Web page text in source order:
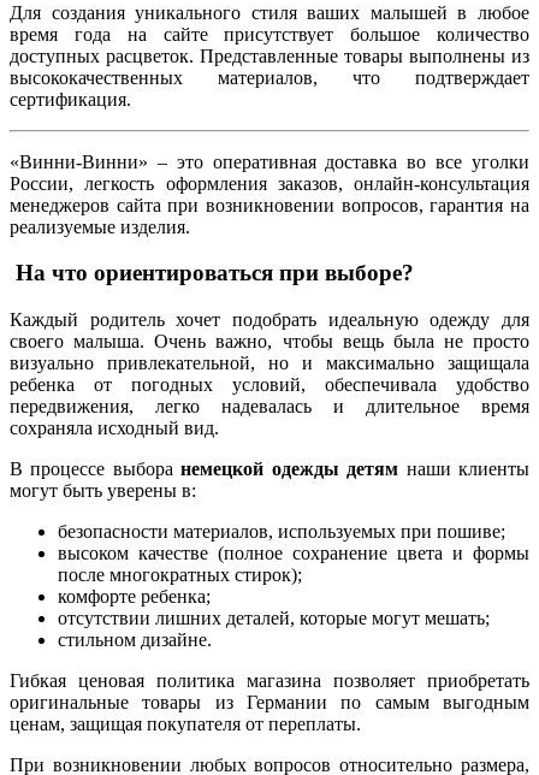
Для создания уникального стиля ваших малышей в любое
время года на сайте присутствует большое количество
доступных расцветок. Представленные товары выполнены из
высококачественных материалов, что подтверждает
сертификация.
«Винни-Винни» – это оперативная доставка во все уголки
России, легкость оформления заказов, онлайн-консультация
менеджеров сайта при возникновении вопросов, гарантия на
реализуемые изделия.
На что ориентироваться при выборе?
Каждый родитель хочет подобрать идеальную одежду для
своего малыша. Очень важно, чтобы вещь была не просто
визуально привлекательной, но и максимально защищала
ребенка от погодных условий, обеспечивала удобство
передвижения, легко надевалась и длительное время
сохраняла исходный вид.
В процессе выборанемецкой одежды детям наши клиенты
могут быть уверены в:
безопасности материалов, используемых при пошиве;
высоком качестве (полное сохранение цвета и формы
после многократных стирок);
комфорте ребенка;
отсутствии лишних деталей, которые могут мешать;
стильном дизайне.
Гибкая ценовая политика магазина позволяет приобретать
оригинальные товары из Германии по самым выгодным
ценам, защищая покупателя от переплаты.
При возникновении любых вопросов относительно размера,